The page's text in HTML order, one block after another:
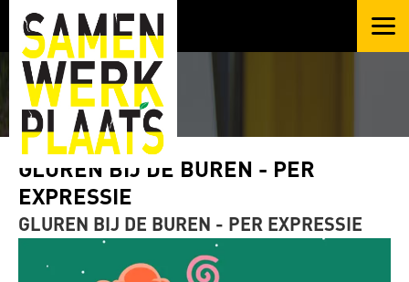
GLUREN BIJ DE BUREN - PER
EXPRESSIE
GLUREN BIJ DE BUREN - PER EXPRESSIE